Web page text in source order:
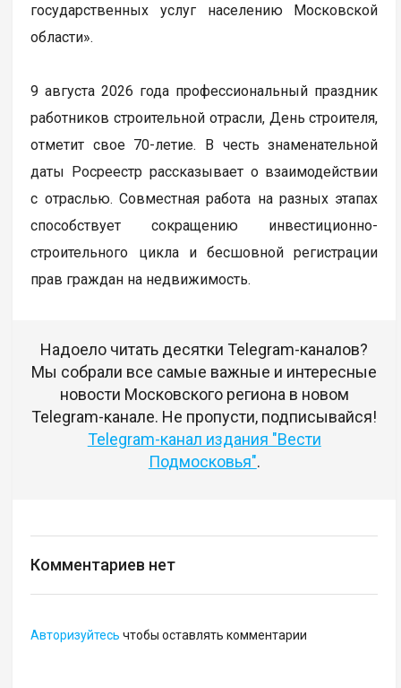
государственных услуг населению Московской
области».
9 августа 2026 года профессиональный праздник
работников строительной отрасли, День строителя,
отметит свое 70-летие. В честь знаменательной
даты Росреестр рассказывает о взаимодействии
с отраслью. Совместная работа на разных этапах
способствует сокращению инвестиционно-
строительного цикла и бесшовной регистрации
прав граждан на недвижимость.
Надоело читать десятки Telegram-каналов?
Мы собрали все самые важные и интересные
новости Московского региона в новом
Telegram-канале. Не пропусти, подписывайся!
Telegram-канал издания "Вести
Подмосковья".
Комментариев нет
Авторизуйтесь чтобы оставлять комментарии